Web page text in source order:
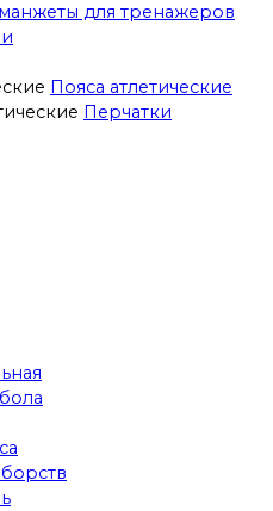
для тренажеров
Пояса атлетические
Перчатки